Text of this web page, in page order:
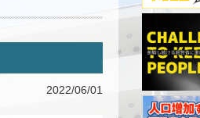
2022/06/01